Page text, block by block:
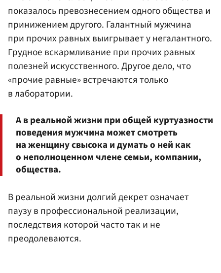
показалось превознесением одного общества и
принижением другого. Галантный мужчина
при прочих равных выигрывает у негалантного.
Грудное вскармливание при прочих равных
полезней искусственного. Другое дело, что
«прочие равные» встречаются только
в лаборатории.
А в реальной жизни при общей куртуазности
поведения мужчина может смотреть
на женщину свысока и думать о ней как
о неполноценном члене семьи, компании,
общества.
В реальной жизни долгий декрет означает
паузу в профессиональной реализации,
последствия которой часто так и не
преодолеваются.